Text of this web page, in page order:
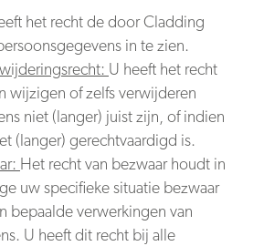
het recht de door Cladding
in te zien.
U heeft het recht
wijzigen of zelfs verwijderen
niet (langer) juist zijn, of indien
(langer) gerechtvaardigd is.
Het recht van bezwaar houdt in
uw specifieke situatie bezwaar
bepaalde verwerkingen van
U heeft dit recht bij alle